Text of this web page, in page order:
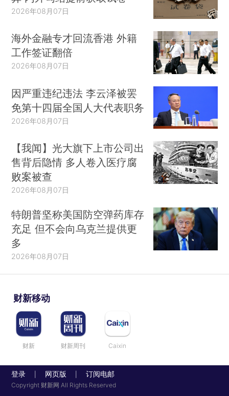
2026年08月07日
海外金融专才回流香港 外籍
工作签证翻倍
2026年08月07日
因严重违纪违法 李云泽被罢
免第十四届全国人大代表职务
2026年08月07日
【我闻】光大旗下上市公司出
售背后隐情 多人卷入医疗腐
败案被查
2026年08月07日
特朗普坚称美国防空弹药库存
充足 但不会向乌克兰提供更
多
2026年08月07日
财新移动
财新 财新周刊 Caixin
登录 网页版 订阅电邮
Copyright 财新网 All Rights Reserved